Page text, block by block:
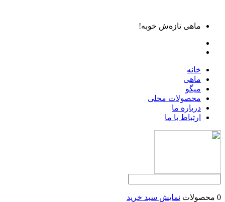
ماهی تازه‌ش خوبه!
خانه
ماهی
میگو
محصولات محلی
درباره ما
ارتباط با ما
0 محصولات نمایش سبد خرید